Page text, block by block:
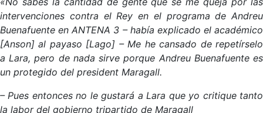
intervenciones contra el Rey en el programa de Andreu
Buenafuente en ANTENA 3 – había explicado el académico
[Anson] al payaso [Lago] – Me he cansado de repetírselo
a Lara, pero de nada sirve porque Andreu Buenafuente es
un protegido del president Maragall.
– Pues entonces no le gustará a Lara que yo critique tanto
la labor del gobierno tripartido de Maragall